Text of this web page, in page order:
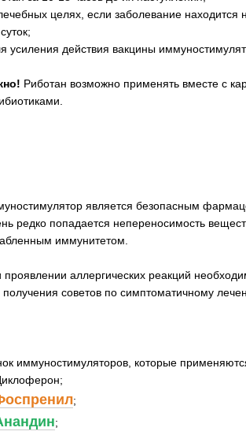
целях, если заболевание
усиления действия вакцины
Риботан возможно применять вместе с
является безопасным
редко попадается непереносимость
иммунитетом.
проявлении аллергических реакций
получения советов по симптоматичному
иммуностимуляторов, которые
;
;